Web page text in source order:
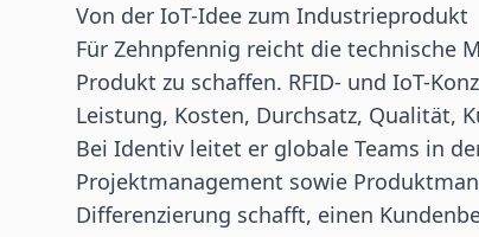
Von der IoT-Idee zum Industrieprodukt
Für Zehnpfennig reicht die technische
Produkt zu schaffen. RFID- und IoT-
Leistung, Kosten, Durchsatz, Qualität,
Bei Identiv leitet er globale Teams in
Projektmanagement sowie
Differenzierung schafft, einen